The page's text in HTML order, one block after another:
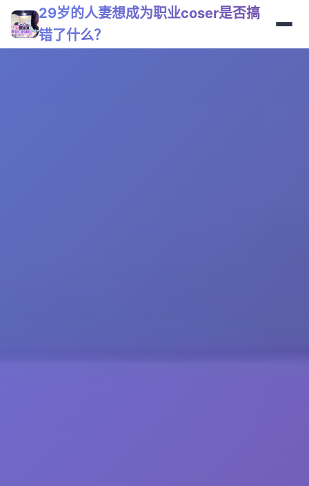
29岁的人妻想成为职业coser是否搞
错了什么？